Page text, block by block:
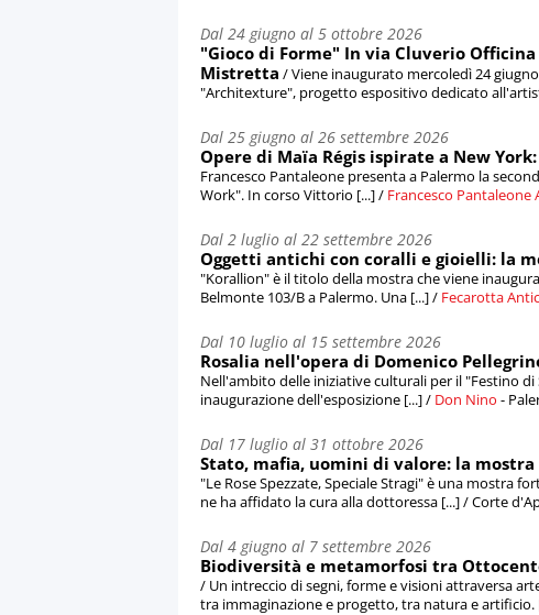
Dal 24 giugno al 5 ottobre 2026
"Gioco di Forme" In via Cluverio
Mistretta / Viene inaugurato mercoledì 24
"Architexture", progetto espositivo dedicato
Dal 25 giugno al 26 settembre 2026
Opere di Maïa Régis ispirate a New
Francesco Pantaleone presenta a Palermo la
Work". In corso Vittorio [...] / Francesco
Dal 2 luglio al 22 settembre 2026
Oggetti antichi con coralli e gioielli: la
"Korallion" è il titolo della mostra che viene
Belmonte 103/B a Palermo. Una [...] / Fecarotta
Dal 10 luglio al 15 settembre 2026
Rosalia nell'opera di Domenico
Nell'ambito delle iniziative culturali per il "Festino di
inaugurazione dell'esposizione [...] / Don Nino -
Dal 17 luglio al 31 ottobre 2026
Stato, mafia, uomini di valore: la mostra
"Le Rose Spezzate, Speciale Stragi" è una mostra
ne ha affidato la cura alla dottoressa [...] / Corte
Dal 4 giugno al 7 settembre 2026
Biodiversità e metamorfosi tra
/ Un intreccio di segni, forme e visioni attraversa
tra immaginazione e progetto, tra natura e artificio.